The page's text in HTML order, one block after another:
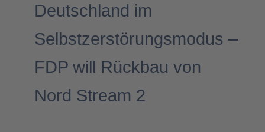
Deutschland im
Selbstzerstörungsmodus –
FDP will Rückbau von
Nord Stream 2